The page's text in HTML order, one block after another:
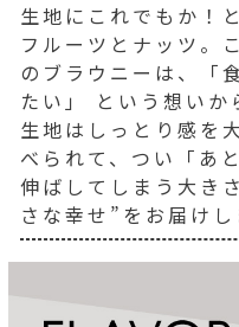
生地にこれでもか！
フルーツとナッツ。
のブラウニーは、「
たい」 という想いか
生地はしっとり感を
べられて、つい「あ
伸ばしてしまう大き
さな幸せ”をお届けし